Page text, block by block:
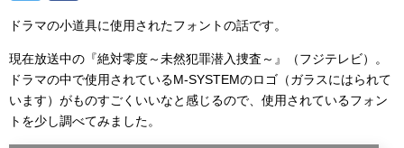
ドラマの小道具に使用されたフォントの話です。
現在放送中の『絶対零度～未然犯罪潜入捜査～』（フジテレビ）。
ドラマの中で使用されているM-SYSTEMのロゴ（ガラスにはられて
います）がものすごくいいなと感じるので、使用されているフォン
トを少し調べてみました。